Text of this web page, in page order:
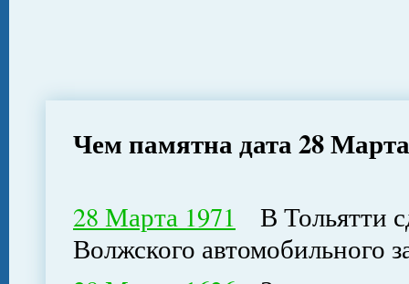
Чем памятна дата 28
28 Марта 1971 В Тольятти
Волжского автомобильного